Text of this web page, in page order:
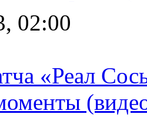
02:00
«Реал